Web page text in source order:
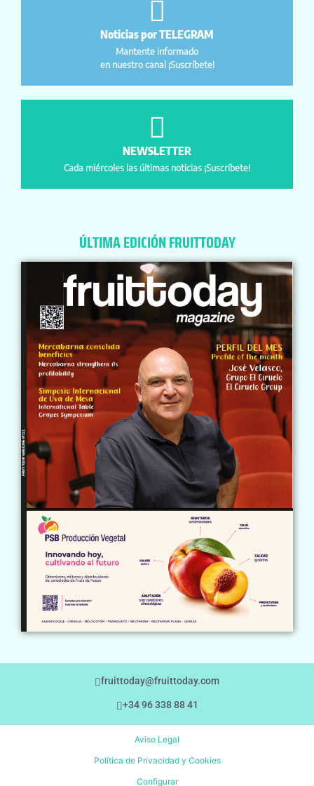
Noticias por TELEGRAM
Mantente informado
en nuestro canal ¡Suscríbete!
NEWSLETTER
Cada miércoles las últimas noticias ¡Suscríbete!
ÚLTIMA EDICIÓN FRUITTODAY
fruittoday@fruittoday.com
+34 96 338 88 41
Aviso Legal
Política de Privacidad y Cookies
Configurar